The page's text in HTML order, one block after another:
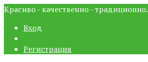
Красиво - качественно - традиционно.
Вход
Регистрация